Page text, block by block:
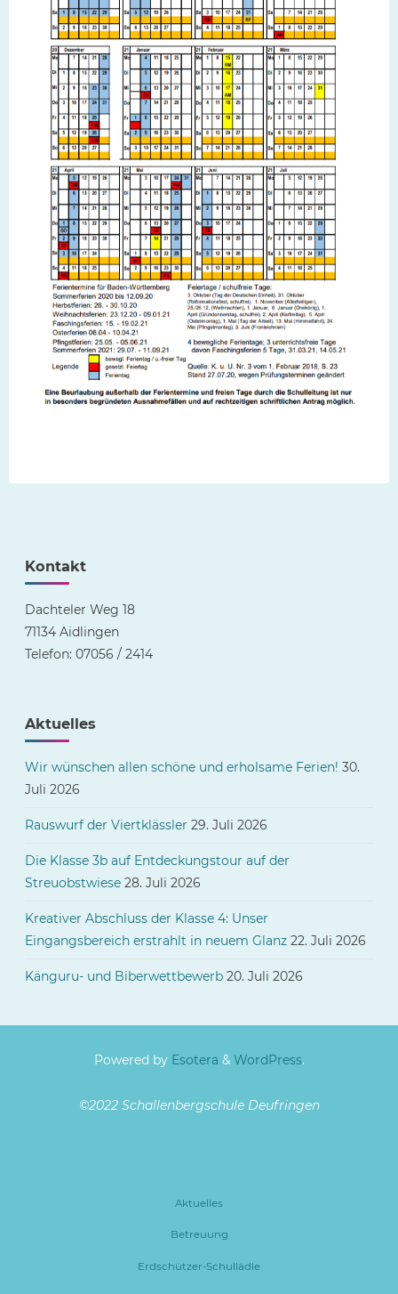
Kontakt
Dachteler Weg 18
71134 Aidlingen
Telefon: 07056 / 2414
Aktuelles
Wir wünschen allen schöne und erholsame Ferien! 30.
Juli 2026
Rauswurf der Viertklässler 29. Juli 2026
Die Klasse 3b auf Entdeckungstour auf der
Streuobstwiese 28. Juli 2026
Kreativer Abschluss der Klasse 4: Unser
Eingangsbereich erstrahlt in neuem Glanz 22. Juli 2026
Känguru- und Biberwettbewerb 20. Juli 2026
Powered byEsotera & WordPress.
©2022 Schallenbergschule Deufringen
Aktuelles
Betreuung
Erdschützer-Schullädle